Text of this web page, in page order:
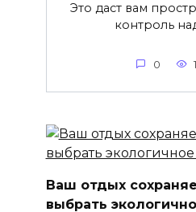
Это даст вам
контроль
0
Ваш отдых
выбрать